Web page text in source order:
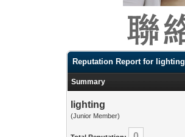
Reputation Report for lighting
Summary
lighting
(Junior Member)